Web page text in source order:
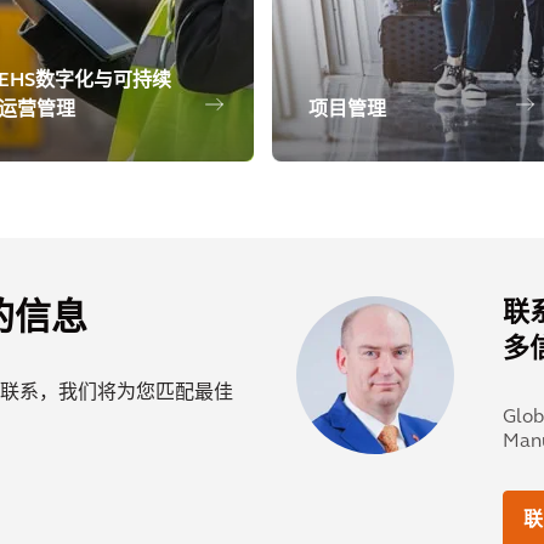
数字化与可持续
营管理
项目管理
信息
系，我们将为您匹配最佳
联
多